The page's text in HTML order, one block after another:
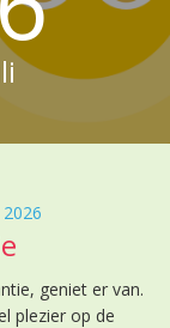
geniet er van.
plezier op de